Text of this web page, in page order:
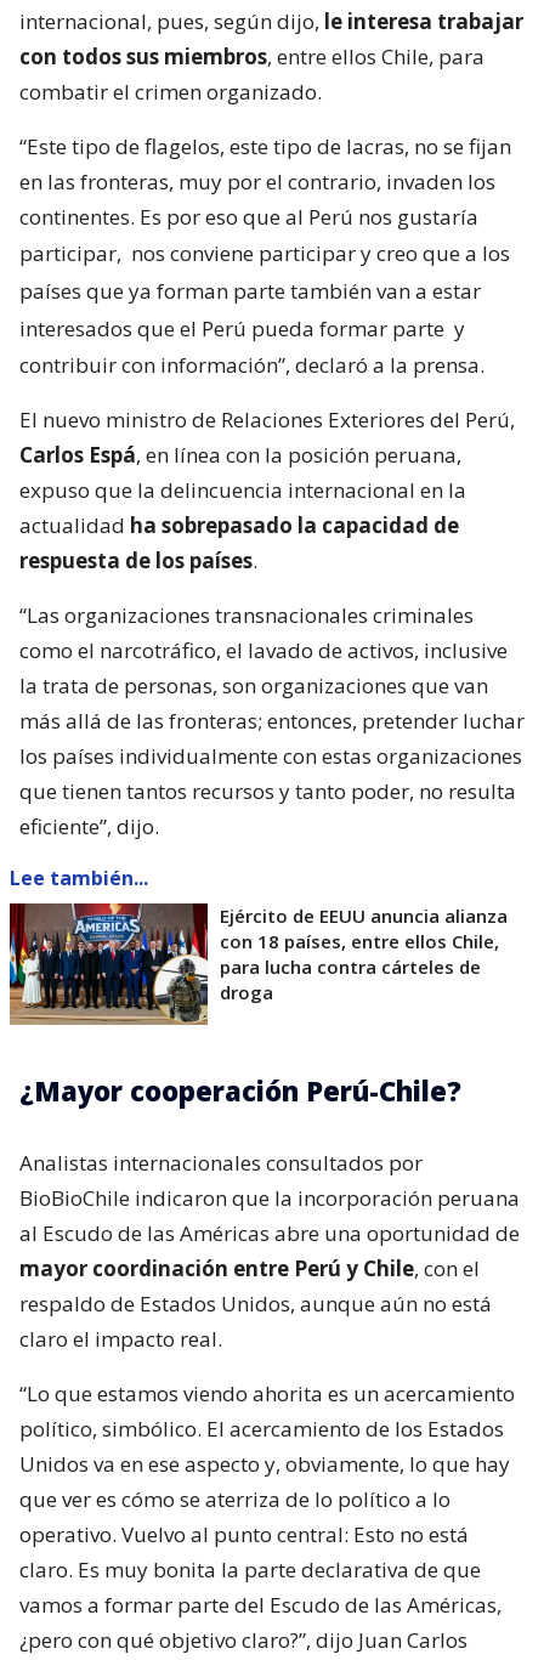
internacional, pues, según dijo, le interesa trabajar
con todos sus miembros, entre ellos Chile, para
combatir el crimen organizado.
“Este tipo de flagelos, este tipo de lacras, no se fijan
en las fronteras, muy por el contrario, invaden los
continentes. Es por eso que al Perú nos gustaría
participar, nos conviene participar y creo que a los
países que ya forman parte también van a estar
interesados que el Perú pueda formar parte y
contribuir con información”, declaró a la prensa.
El nuevo ministro de Relaciones Exteriores del Perú,
Carlos Espá, en línea con la posición peruana,
expuso que la delincuencia internacional en la
actualidad ha sobrepasado la capacidad de
respuesta de los países.
“Las organizaciones transnacionales criminales
como el narcotráfico, el lavado de activos, inclusive
la trata de personas, son organizaciones que van
más allá de las fronteras; entonces, pretender luchar
los países individualmente con estas organizaciones
que tienen tantos recursos y tanto poder, no resulta
eficiente”, dijo.
Lee también...
Ejército de EEUU anuncia alianza
con 18 países, entre ellos Chile,
para lucha contra cárteles de
droga
¿Mayor cooperación Perú-Chile?
Analistas internacionales consultados por
BioBioChile indicaron que la incorporación peruana
al Escudo de las Américas abre una oportunidad de
mayor coordinación entre Perú y Chile, con el
respaldo de Estados Unidos, aunque aún no está
claro el impacto real.
“Lo que estamos viendo ahorita es un acercamiento
político, simbólico. El acercamiento de los Estados
Unidos va en ese aspecto y, obviamente, lo que hay
que ver es cómo se aterriza de lo político a lo
operativo. Vuelvo al punto central: Esto no está
claro. Es muy bonita la parte declarativa de que
vamos a formar parte del Escudo de las Américas,
¿pero con qué objetivo claro?”, dijo Juan Carlos